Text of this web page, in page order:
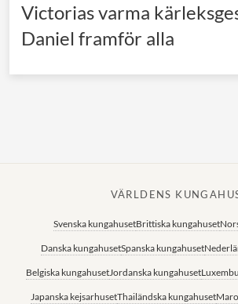
Victorias varma
Daniel framför alla
VÄRLDENS
Svenska kungahusetBrittiska kungahuset
Danska kungahusetSpanska kungahuset
Belgiska kungahusetJordanska kungahuset
Japanska kejsarhusetThailändska kungahuset